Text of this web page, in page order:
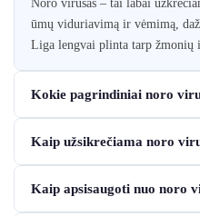
Noro virusas – tai labai
ūmų viduriavimą ir vėmimą,
Liga lengvai plinta tarp žmonių
Kokie pagrindiniai noro
Kaip užsikrečiama noro
Kaip apsisaugoti nuo noro